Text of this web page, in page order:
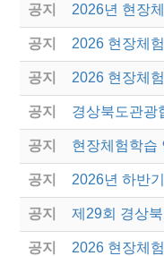
공지 2026년 현장
공지 2026 현장체
공지 2026 현장체
공지 경상북도관광
공지 현장체험학습
공지 2026년 하반
공지 제29회 경상
공지 2026 현장체